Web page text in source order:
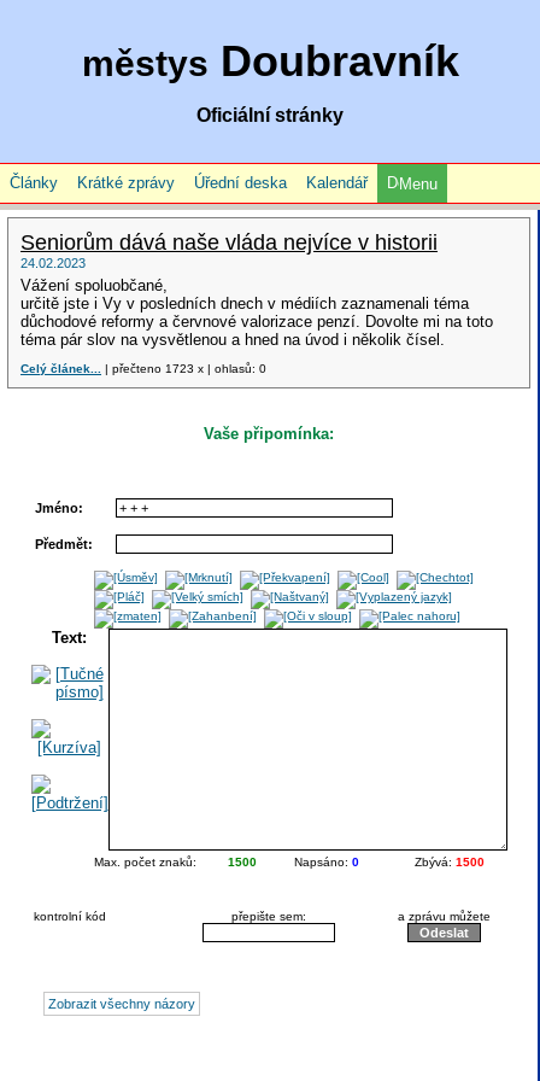
městys Doubravník
Oficiální stránky
Články Krátké zprávy Úřední deska Kalendář Menu
Seniorům dává naše vláda nejvíce v historii
24.02.2023
Vážení spoluobčané,
určitě jste i Vy v posledních dnech v médiích zaznamenali téma
důchodové reformy a červnové valorizace penzí. Dovolte mi na toto
téma pár slov na vysvětlenou a hned na úvod i několik čísel.
Celý článek... | přečteno 1723 x | ohlasů: 0
Vaše připomínka:
Jméno:
Předmět:
Text:
Max. počet znaků: 1500 Napsáno: 0 Zbývá: 1500
kontrolní kód přepište sem: a zprávu můžete